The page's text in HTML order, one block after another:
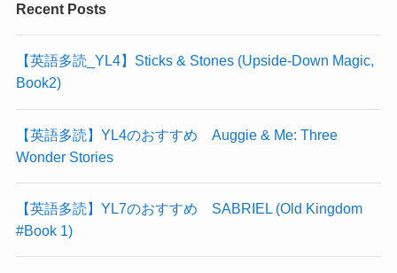
Recent Posts
【英語多読_YL4】Sticks & Stones (Upside-Down Magic,
Book2)
【英語多読】YL4のおすすめ Auggie & Me: Three
Wonder Stories
【英語多読】YL7のおすすめ SABRIEL (Old Kingdom
#Book 1)